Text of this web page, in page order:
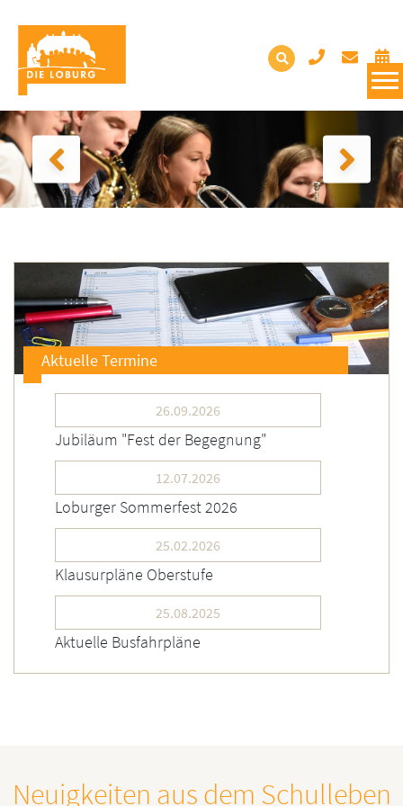
Aktuelle Termine
26.09.2026
Jubiläum "Fest der Begegnung"
12.07.2026
Loburger Sommerfest 2026
25.02.2026
Klausurpläne Oberstufe
25.08.2025
Aktuelle Busfahrpläne
Neuigkeiten aus dem Schulleben